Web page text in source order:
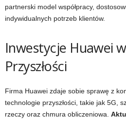
partnerski model współpracy,
indywidualnych potrzeb klientów.
Inwestycje Huawei
Przyszłości
Firma Huawei zdaje sobie sprawę z
technologie przyszłości, takie jak 5G,
rzeczy oraz chmura obliczeniowa.